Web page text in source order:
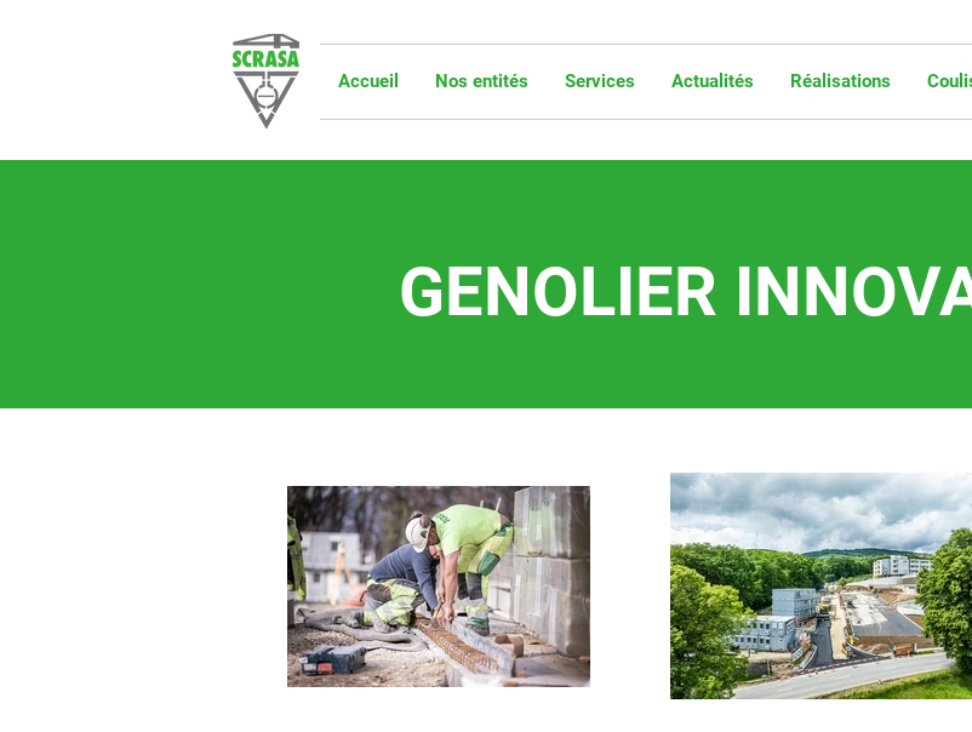
Accueil Nos entités Services Actualités Réalisations
GENOLIER